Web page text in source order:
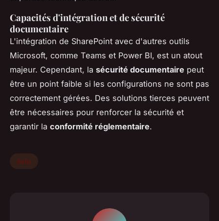
Capacités d'intégration et de sécurité
documentaire
L'intégration de SharePoint avec d'autres outils
Microsoft, comme Teams et Power BI, est un atout
majeur. Cependant, la sécurité documentaire peut
être un point faible si les configurations ne sont pas
correctement gérées. Des solutions tierces peuvent
être nécessaires pour renforcer la sécurité et
garantir la conformité réglementaire.
Actu